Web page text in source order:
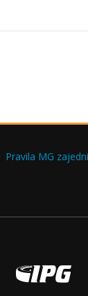
Pravila MG